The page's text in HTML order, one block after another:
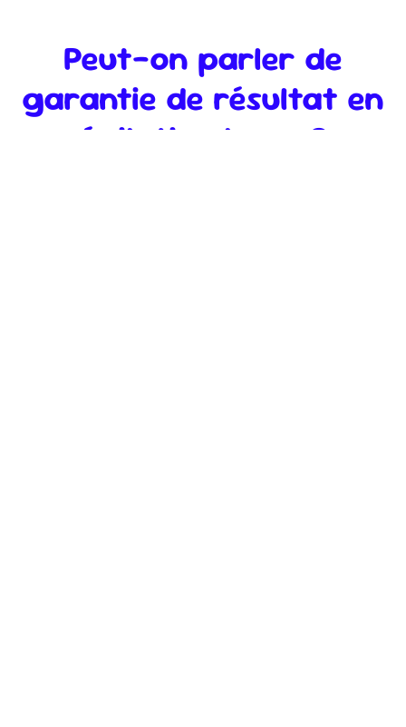
Peut-on parler de
garantie de résultat en
épilation laser ?